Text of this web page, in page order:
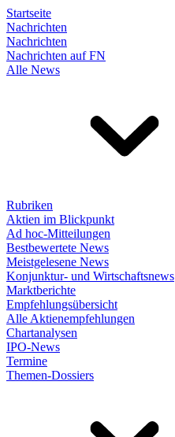
Startseite
Nachrichten
Nachrichten
Nachrichten auf FN
Alle News
Rubriken
Aktien im Blickpunkt
Ad hoc-Mitteilungen
Bestbewertete News
Meistgelesene News
Konjunktur- und Wirtschaftsnews
Marktberichte
Empfehlungsübersicht
Alle Aktienempfehlungen
Chartanalysen
IPO-News
Termine
Themen-Dossiers